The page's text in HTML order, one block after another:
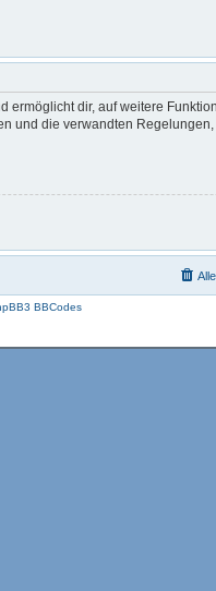
ermöglicht dir, auf weitere
und die verwandten
BBCodes